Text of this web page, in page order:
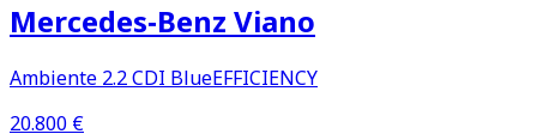
Mercedes‑Benz Viano
Ambiente 2.2 CDI BlueEFFICIENCY
20.800 €